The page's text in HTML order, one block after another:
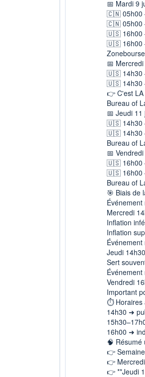
📅 Mardi 9
🇨🇳 05h00
🇨🇳 05h00
🇺🇸 16h00
🇺🇸 16h00
📅
🇺🇸 14h30
🇺🇸 14h30
👉 C'est LA
Bureau of
📅 Jeudi 11
🇺🇸 14h30
🇺🇸 14h30
Bureau of
📅
🇺🇸 16h00
🇺🇸 16h00
Bureau of
🎯 Biais de
Événement
Mercredi
Inflation
Inflation
Événement
Jeudi
Sert
Événement
Vendredi
Important
⏱️ Horaires
14h30 ➜
16h00 ➜
🧠 Résumé
👉
👉
👉 **Jeudi